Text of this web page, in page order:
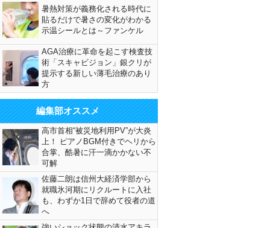
暑熱対策が義務化される時代に
貼るだけで暑さの変化がわかる
示温シールとは～ファンケル
AGA治療に革命を起こす検査技
術「スキャビジョン」銀クリが
提示する新しい薄毛治療のあり
方
編集部オススメ
高市首相“被災地利用PV”が大炎
上！ ピアノBGM付きでヘリから
合掌、酷暑に汗一滴かかない不
可解
佐藤二朗は信州大経済学部から
就職氷河期にリクルートに入社
も、わずか1日で辞めて役者の道
へ